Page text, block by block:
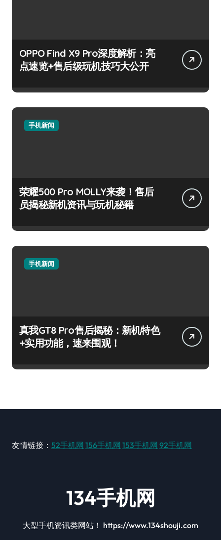
OPPO Find X9 Pro深度解析：亮
点速览+售后级玩机技巧大公开
手机新闻
荣耀500 Pro MOLLY来袭！售后
员揭秘新机资讯与玩机秘籍
手机新闻
真我GT8 Pro售后揭秘：新机特色
+实用功能，速来围观！
友情链接： 52手机网 156手机网 153手机网 92手机网
134手机网
大型手机资讯类网站！ https://www.134shouji.com